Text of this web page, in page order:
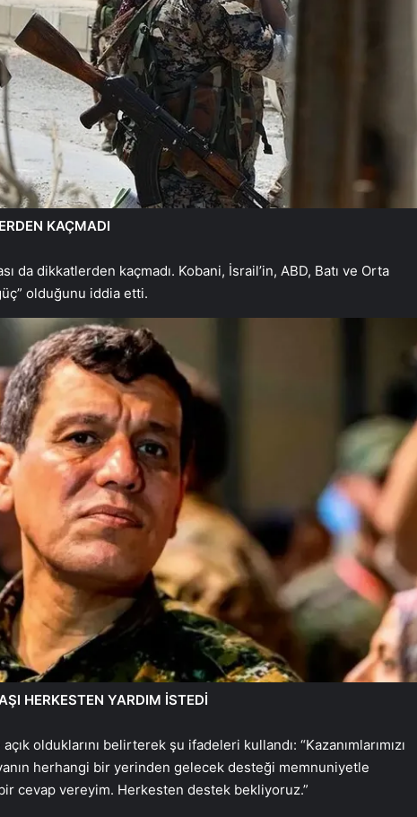
KAÇMADI
da dikkatlerden kaçmadı. Kobani, İsrail’in, ABD, Batı ve Orta
olduğunu iddia etti.
HERKESTEN YARDIM İSTEDİ
olduklarını belirterek şu ifadeleri kullandı: “Kazanımlarımızı
herhangi bir yerinden gelecek desteği memnuniyetle
cevap vereyim. Herkesten destek bekliyoruz.”